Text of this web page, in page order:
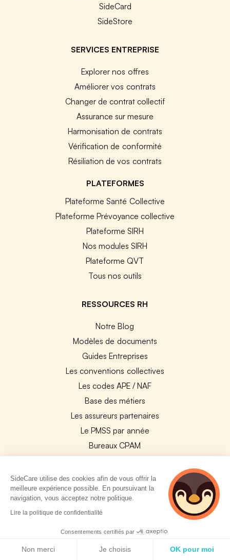
SideCard
SideStore
SERVICES ENTREPRISE
Explorer nos offres
Améliorer vos contrats
Changer de contrat collectif
Assurance sur mesure
Harmonisation de contrats
Vérification de conformité
Résiliation de vos contrats
PLATEFORMES
Plateforme Santé Collective
Plateforme Prévoyance collective
Plateforme SIRH
Nos modules SIRH
Plateforme QVT
Tous nos outils
RESSOURCES RH
Notre Blog
Modèles de documents
Guides Entreprises
Les conventions collectives
Les codes APE / NAF
Base des métiers
Les assureurs partenaires
Le PMSS par année
Bureaux CPAM
Les OPCO
Tops assurances par secteur
Réseaux de soins
Les garanties des assurances entreprises
SideCare utilise des cookies afin de vous offrir la
meilleure expérience possible. En poursuivant la
navigation, vous acceptez notre politique.
Lire la politique de confidentialité
Consentements certifiés par
Non merci Je choisis OK pour moi
2 personnes
consultent
actuellement cette